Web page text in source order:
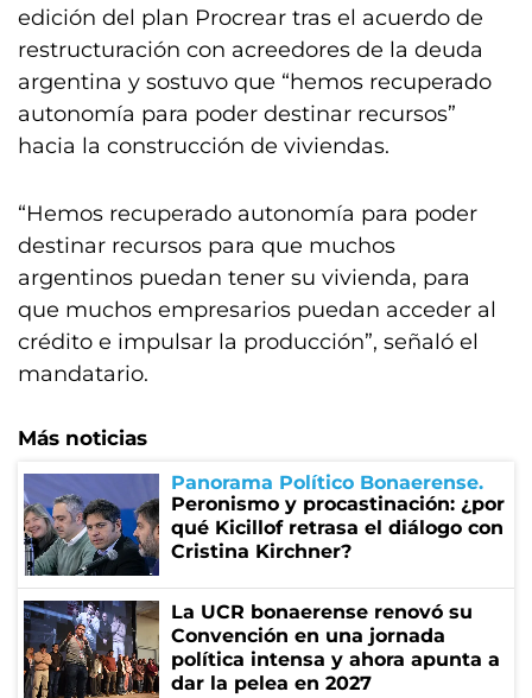
edición del plan Procrear tras el acuerdo de
restructuración con acreedores de la deuda
argentina y sostuvo que “hemos recuperado
autonomía para poder destinar recursos”
hacia la construcción de viviendas.
“Hemos recuperado autonomía para poder
destinar recursos para que muchos
argentinos puedan tener su vivienda, para
que muchos empresarios puedan acceder al
crédito e impulsar la producción”, señaló el
mandatario.
Más noticias
Panorama Político Bonaerense
Peronismo y procastinación: ¿por
qué Kicillof retrasa el diálogo con
Cristina Kirchner?
La UCR bonaerense renovó su
Convención en una jornada
política intensa y ahora apunta a
dar la pelea en 2027